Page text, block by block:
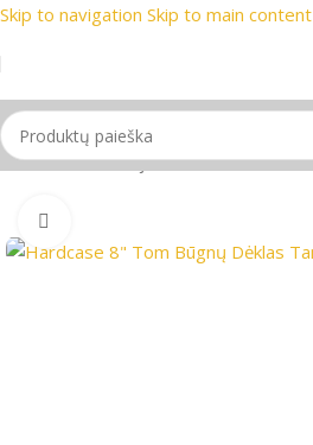
Skip to navigation Skip to main content
Pradžia/Mušamieji instrumentai